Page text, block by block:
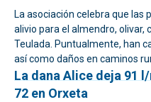
La asociación celebra que las
alivio para el almendro, olivar,
Teulada. Puntualmente, han
así como daños en caminos
La dana Alice deja 91
72 en Orxeta